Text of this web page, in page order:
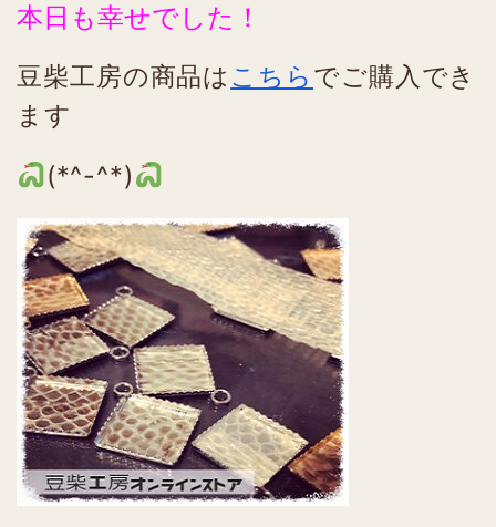
本日も幸せでした！
豆柴工房の商品は こちら でご購入でき
ます
(*^-^*)